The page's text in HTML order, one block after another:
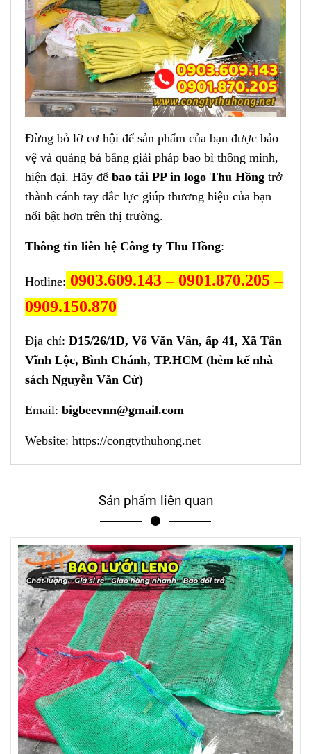
Đừng bỏ lỡ cơ hội để sản phẩm của bạn được bảo
vệ và quảng bá bằng giải pháp bao bì thông minh,
hiện đại. Hãy để bao tải PP in logo Thu Hồng trở
thành cánh tay đắc lực giúp thương hiệu của bạn
nổi bật hơn trên thị trường.
Thông tin liên hệ Công ty Thu Hồng:
Hotline: 0903.609.143 – 0901.870.205 –
0909.150.870
Địa chỉ: D15/26/1D, Võ Văn Vân, ấp 41, Xã Tân
Vĩnh Lộc, Bình Chánh, TP.HCM (hẻm kế nhà
sách Nguyễn Văn Cừ)
Email: bigbeevnn@gmail.com
Website: https://congtythuhong.net
Sản phẩm liên quan